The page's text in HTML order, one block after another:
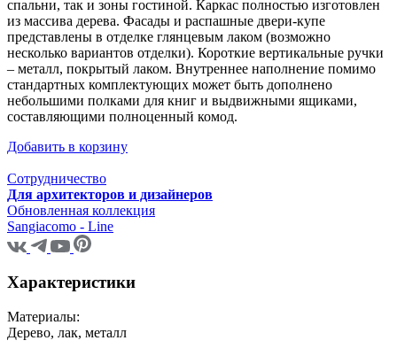
спальни, так и зоны гостиной. Каркас полностью изготовлен
из массива дерева. Фасады и распашные двери-купе
представлены в отделке глянцевым лаком (возможно
несколько вариантов отделки). Короткие вертикальные ручки
– металл, покрытый лаком. Внутреннее наполнение помимо
стандартных комплектующих может быть дополнено
небольшими полками для книг и выдвижными ящиками,
составляющими полноценный комод.
Добавить в корзину
Сотрудничество
Для архитекторов и дизайнеров
Обновленная коллекция
Sangiacomo - Line
Характеристики
Материалы:
Дерево, лак, металл